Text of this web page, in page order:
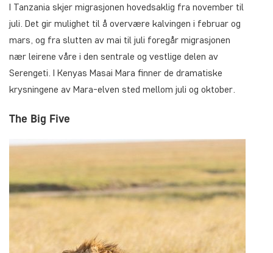
I Tanzania skjer migrasjonen hovedsaklig fra november til
juli. Det gir mulighet til å overvære kalvingen i februar og
mars, og fra slutten av mai til juli foregår migrasjonen
nær leirene våre i den sentrale og vestlige delen av
Serengeti. I Kenyas Masai Mara finner de dramatiske
krysningene av Mara-elven sted mellom juli og oktober.
The Big Five